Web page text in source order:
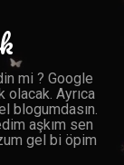
mi ? Google
Ayrıca
blogumdasın.
aşkım sen
gel bi öpim